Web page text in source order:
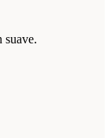
suave.